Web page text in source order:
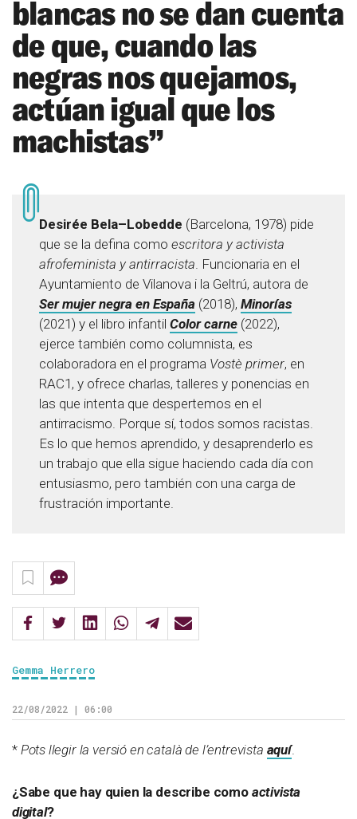
blancas no se dan cuenta
de que, cuando las
negras nos quejamos,
actúan igual que los
machistas”
Desirée Bela–Lobedde (Barcelona, 1978) pide
que se la defina como escritora y activista
afrofeminista y antirracista. Funcionaria en el
Ayuntamiento de Vilanova i la Geltrú, autora de
Ser mujer negra en España (2018), Minorías
(2021) y el libro infantil Color carne (2022),
ejerce también como columnista, es
colaboradora en el programa Vostè primer, en
RAC1, y ofrece charlas, talleres y ponencias en
las que intenta que despertemos en el
antirracismo. Porque sí, todos somos racistas.
Es lo que hemos aprendido, y desaprenderlo es
un trabajo que ella sigue haciendo cada día con
entusiasmo, pero también con una carga de
frustración importante.
Gemma Herrero
22/08/2022 | 06:00
* Pots llegir la versió en català de l’entrevista aquí.
¿Sabe que hay quien la describe como activista
digital?